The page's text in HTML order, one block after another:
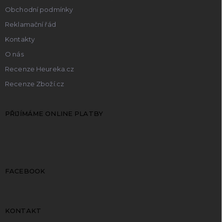
Obchodní podmínky
Reklamační řád
Kontakty
O nás
Recenze Heureka.cz
Recenze Zboží.cz
PŘIJÍMÁME ONLINE PLATBY
FACEBOOK
KONTAKT